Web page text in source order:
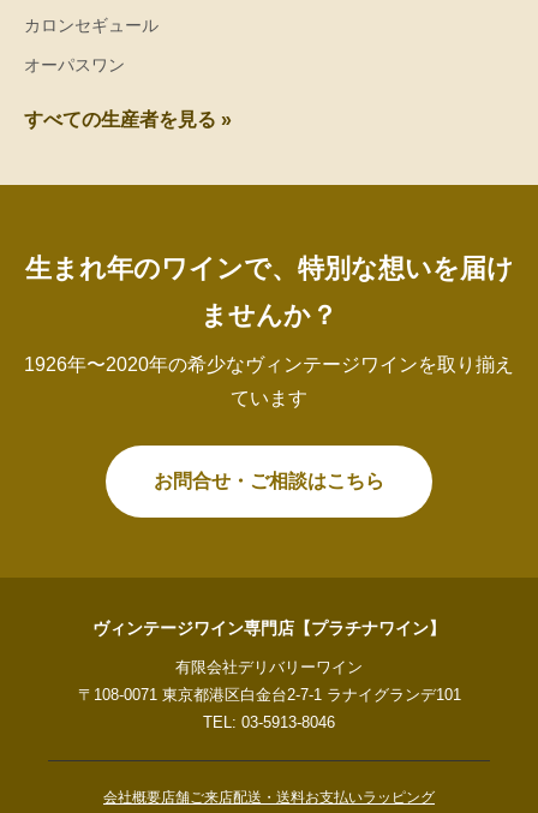
カロンセギュール
オーパスワン
すべての生産者を見る »
生まれ年のワインで、特別な想いを届け
ませんか？
1926年〜2020年の希少なヴィンテージワインを取り揃え
ています
お問合せ・ご相談はこちら
ヴィンテージワイン専門店【プラチナワイン】
有限会社デリバリーワイン
〒108-0071 東京都港区白金台2-7-1 ラナイグランデ101
TEL: 03-5913-8046
会社概要店舗ご来店配送・送料お支払いラッピング